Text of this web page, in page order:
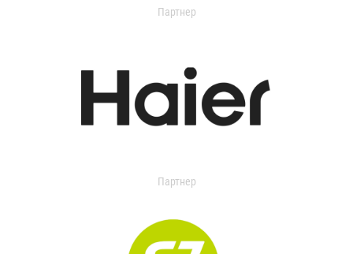
Партнер
Партнер